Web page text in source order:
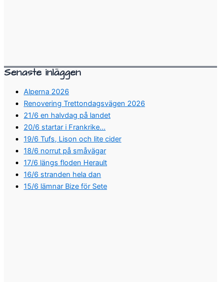
Senaste inläggen
Alperna 2026
Renovering Trettondagsvägen 2026
21/6 en halvdag på landet
20/6 startar i Frankrike…
19/6 Tufs, Lison och lite cider
18/6 norrut på småvägar
17/6 längs floden Herault
16/6 stranden hela dan
15/6 lämnar Bize för Sete